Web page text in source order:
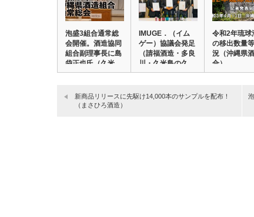
泡盛3組合通常総
会開催。酒造協同
組合副理事長に島
袋正也氏（久米
島…
IMUGE．（イム
ゲー）協議会発足
（請福酒造・多良
川・久米島の久…
令和2年琉球
の移出数量
況（沖縄県
合）
新商品リリースに先駆け14,000本のサンプルを配布！
（まさひろ酒造）